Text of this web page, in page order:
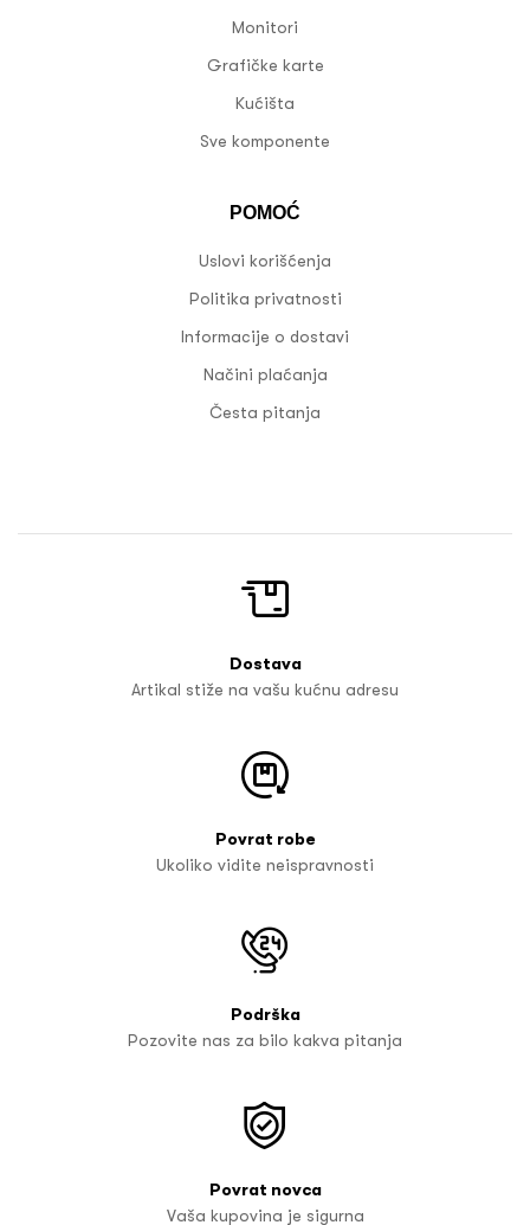
Monitori
Grafičke karte
Kućišta
Sve komponente
POMOĆ
Uslovi korišćenja
Politika privatnosti
Informacije o dostavi
Načini plaćanja
Česta pitanja
Dostava
Artikal stiže na vašu kućnu adresu
Povrat robe
Ukoliko vidite neispravnosti
Podrška
Pozovite nas za bilo kakva pitanja
Povrat novca
Vaša kupovina je sigurna